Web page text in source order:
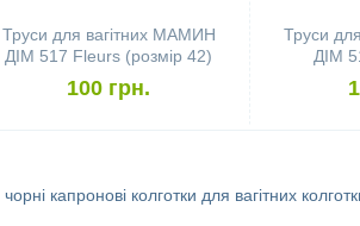
Труси для вагітних МАМИН
ДІМ 517 Fleurs (розмір 42)
100 грн.
Труси
ДІМ
чорні капронові колготки для вагітних